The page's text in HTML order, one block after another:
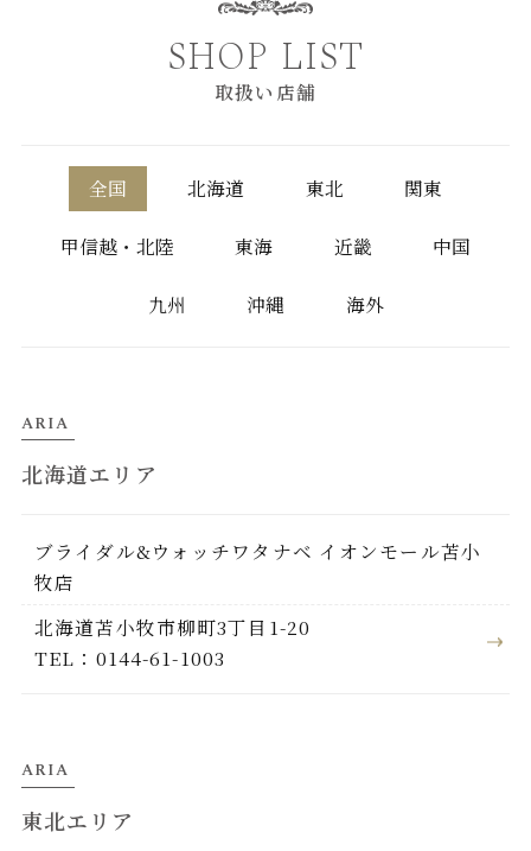
SHOP LIST
取扱い店舗
全国 北海道 東北 関東
甲信越・北陸 東海 近畿 中国
九州 沖縄 海外
ARIA
北海道エリア
ブライダル&ウォッチワタナベ イオンモール苫小
牧店
北海道苫小牧市柳町3丁目1-20
TEL：0144-61-1003
ARIA
東北エリア